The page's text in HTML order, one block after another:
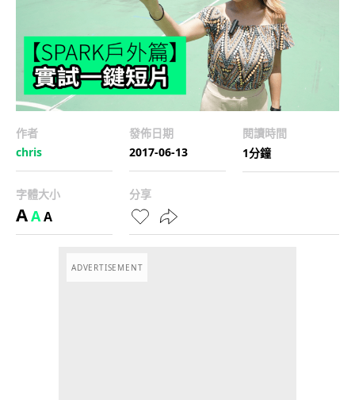
作者
chris
發佈日期
2017-06-13
閱讀時間
1分鐘
字體大小
AAA
分享
ADVERTISEMENT